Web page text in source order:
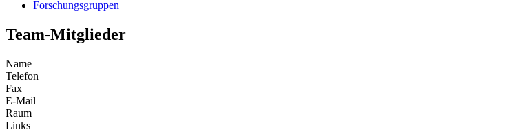
Forschungsgruppen
Team-Mitglieder
Name
Telefon
Fax
E-Mail
Raum
Links